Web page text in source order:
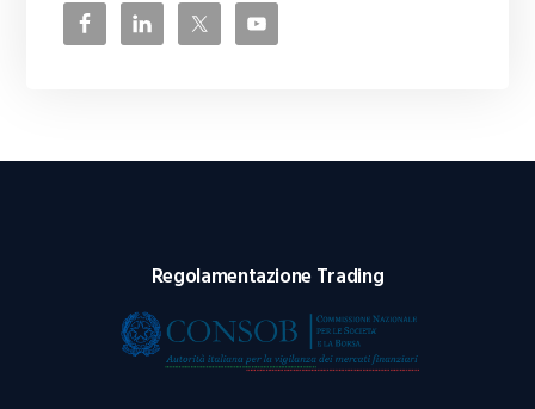
Regolamentazione Trading